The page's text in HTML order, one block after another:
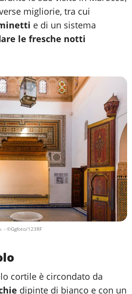
migliorie, tra cui
e di un sistema
le fresche notti
- ©Ggfoto/123RF
cortile è circondato da
dipinte di bianco e con un